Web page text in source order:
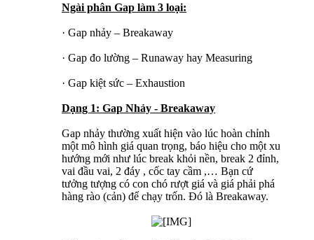
Ngài phân Gap làm 3 loại:
· Gap nhảy – Breakaway
· Gap đo lường – Runaway hay Measuring
· Gap kiệt sức – Exhaustion
Dạng 1: Gap Nhảy - Breakaway
Gap nhảy thường xuất hiện vào lúc hoàn chỉnh
một mô hình giá quan trọng, báo hiệu cho một xu
hướng mới như lúc break khỏi nền, break 2 đỉnh,
vai đầu vai, 2 đáy , cốc tay cầm ,… Bạn cứ
tưởng tượng có con chó rượt giá và giá phải phá
hàng rào (cản) để chạy trốn. Đó là Breakaway.